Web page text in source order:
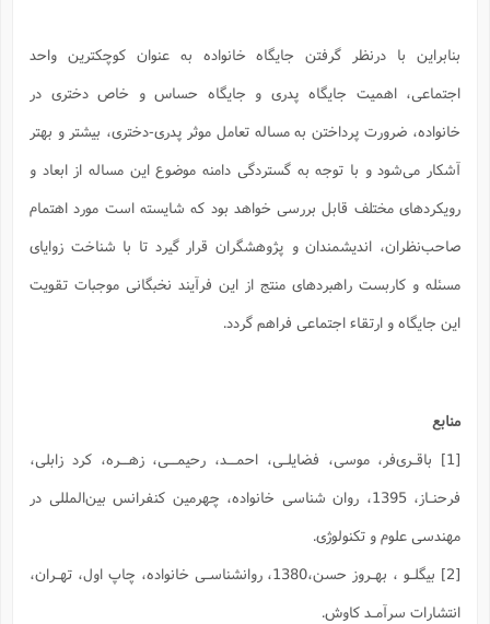
بنابراین با درنظر گرفتن جایگاه خانواده به عنوان کوچکترین واحد
اجتماعی، اهمیت جایگاه پدری و جایگاه حساس و خاص دختری در
خانواده، ضرورت پرداختن به مساله تعامل موثر پدری-دختری، بیشتر و بهتر
آشکار می‌شود و با توجه به گستردگی دامنه موضوع این مساله از ابعاد و
رویکردهای مختلف قابل بررسی خواهد بود که شایسته است مورد اهتمام
صاحب‌نظران، اندیشمندان و پژوهشگران قرار گیرد تا با شناخت زوایای
مسئله و کاربست راهبردهای منتج از این فرآیند نخبگانی موجبات تقویت
این جایگاه و ارتقاء اجتماعی فراهم گردد.
منابع
[1] باقـری‌فر، موسی، فضایلـی، احمــد، رحیمــی، زهــره، کرد زابلی،
فرحنـاز، 1395، روان شناسی خانواده، چهرمین کنفرانس بین‌المللی در
مهندسی علوم و تکنولوژی.
[2] بیگلـو ، بهـروز حسن،1380، روانشناسـی خانواده، چاپ اول، تهـران،
انتشارات سرآمـد کاوش.